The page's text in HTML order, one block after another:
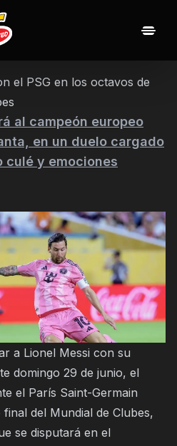
el PSG en los octavos de
al campeón europeo
en un duelo cargado
culé y emociones
a Lionel Messi con su
domingo 29 de junio, el
el París Saint-Germain
del Mundial de Clubes,
se disputará en el